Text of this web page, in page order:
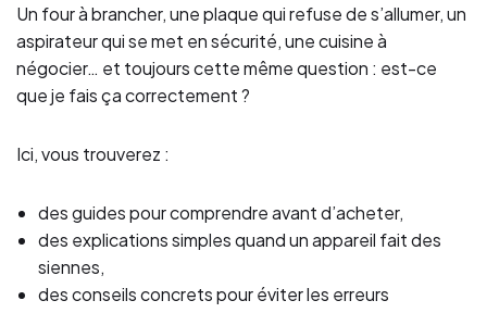
Un four à brancher, une plaque qui refuse de s’allumer, un
aspirateur qui se met en sécurité, une cuisine à
négocier… et toujours cette même question : est-ce
que je fais ça correctement ?
Ici, vous trouverez :
des guides pour comprendre avant d’acheter,
des explications simples quand un appareil fait des
siennes,
des conseils concrets pour éviter les erreurs